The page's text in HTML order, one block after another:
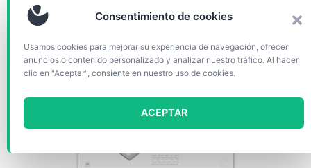
Consentimiento de cookies
Usamos cookies para mejorar su experiencia de navegación, ofrecer
anuncios o contenido personalizado y analizar nuestro tráfico. Al hacer
clic en "Aceptar", consiente en nuestro uso de cookies.
ACEPTAR